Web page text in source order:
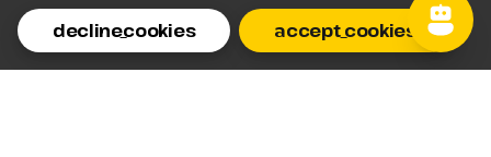
decline_cookies
accept_cookies